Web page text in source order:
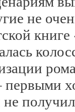
не
первыми
не